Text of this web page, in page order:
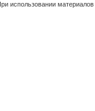
использовании